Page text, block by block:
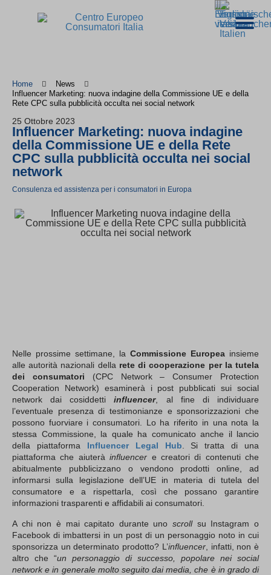
Home
News
Influencer Marketing: nuova indagine della Commissione UE e della
Rete CPC sulla pubblicità occulta nei social network
25 Ottobre 2023
Influencer Marketing: nuova indagine
della Commissione UE e della Rete
CPC sulla pubblicità occulta nei social
network
Consulenza ed assistenza per i consumatori in Europa
Nelle prossime settimane, la Commissione Europea insieme
alle autorità nazionali della rete di cooperazione per la tutela
dei consumatori (CPC Network – Consumer Protection
Cooperation Network) esaminerà i post pubblicati sui social
network dai cosiddettiinfluencer, al fine di individuare
l’eventuale presenza di testimonianze e sponsorizzazioni che
possono fuorviare i consumatori. Lo ha riferito in una nota la
stessa Commissione, la quale ha comunicato anche il lancio
della piattaforma Influencer Legal Hub. Si tratta di una
piattaforma che aiuteràinfluencer e creatori di contenuti che
abitualmente pubblicizzano o vendono prodotti online, ad
informarsi sulla legislazione dell’UE in materia di tutela del
consumatore e a rispettarla, così che possano garantire
informazioni trasparenti e affidabili ai consumatori.
A chi non è mai capitato durante unoscrollsu Instagram o
Facebook di imbattersi in un post di un personaggio noto in cui
sponsorizza un determinato prodotto? L’influencer, infatti, non è
altro che “un personaggio di successo, popolare nei social
network e in generale molto seguito dai media, che è in grado di